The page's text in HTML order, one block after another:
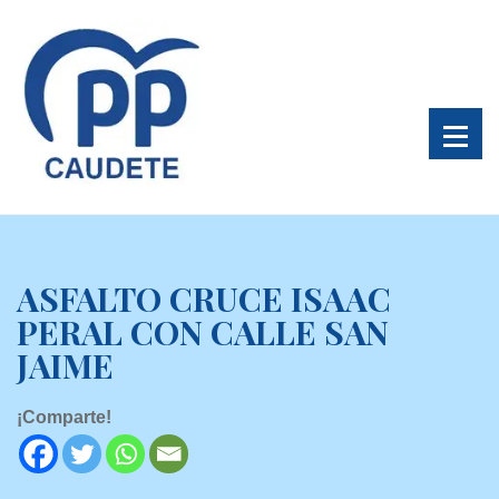
ASFALTO CRUCE ISAAC
PERAL CON CALLE SAN
JAIME
¡Comparte!